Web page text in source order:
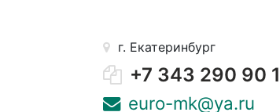
г. Екатеринбург
+7 343 290 90
euro-mk@ya.ru